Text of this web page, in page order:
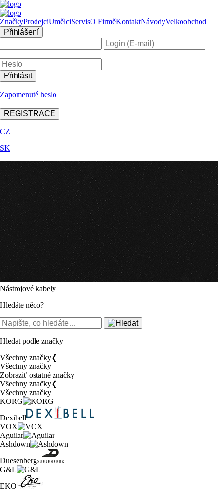
ZnačkyProdejciUmělciServisO FirměKontaktNávodyVelkoobchod
Přihlášení
Zapomenuté heslo
REGISTRACE
CZ
SK
Nástrojové kabely
Hledáte něco?
Hledat podle značky
Všechny značky❮
Všechny značky
Zobraziť ostatné značky
Všechny značky❮
Všechny značky
KORG
Dexibell
VOX
Aguilar
Ashdown
Duesenberg
G&L
EKO